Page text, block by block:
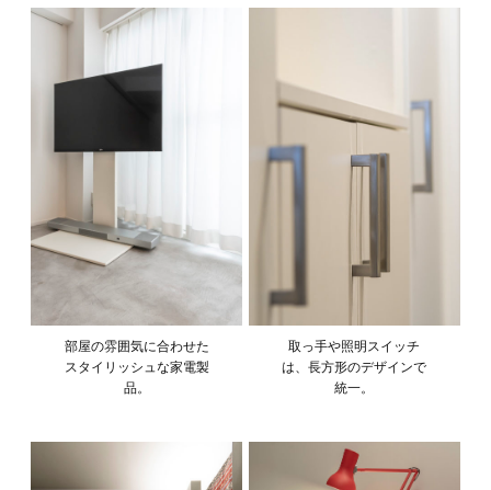
部屋の雰囲気に合わせた
スタイリッシュな家電製
品。
取っ手や照明スイッチ
は、長方形のデザインで
統一。